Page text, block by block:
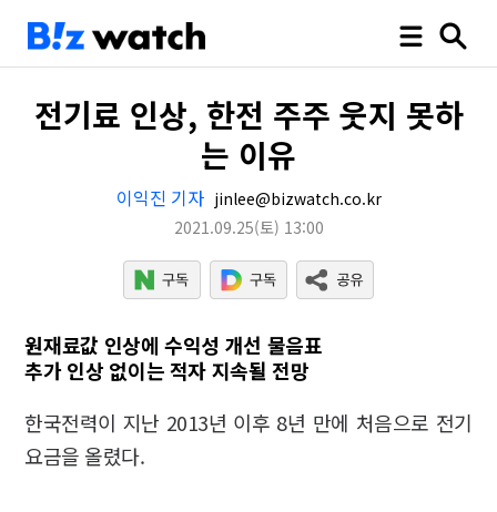
전기료 인상, 한전 주주 웃지 못하
는 이유
이익진 기자 jinlee@bizwatch.co.kr
2021.09.25(토) 13:00
원재료값 인상에 수익성 개선 물음표
추가 인상 없이는 적자 지속될 전망
한국전력이 지난 2013년 이후 8년 만에 처음으로 전기
요금을 올렸다.